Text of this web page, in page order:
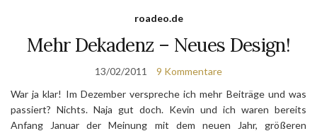
roadeo.de
Mehr Dekadenz – Neues Design!
13/02/2011
9 Kommentare
War ja klar! Im Dezember verspreche ich mehr Beiträge und was
passiert? Nichts. Naja gut doch. Kevin und ich waren bereits
Anfang Januar der Meinung mit dem neuen Jahr, größeren